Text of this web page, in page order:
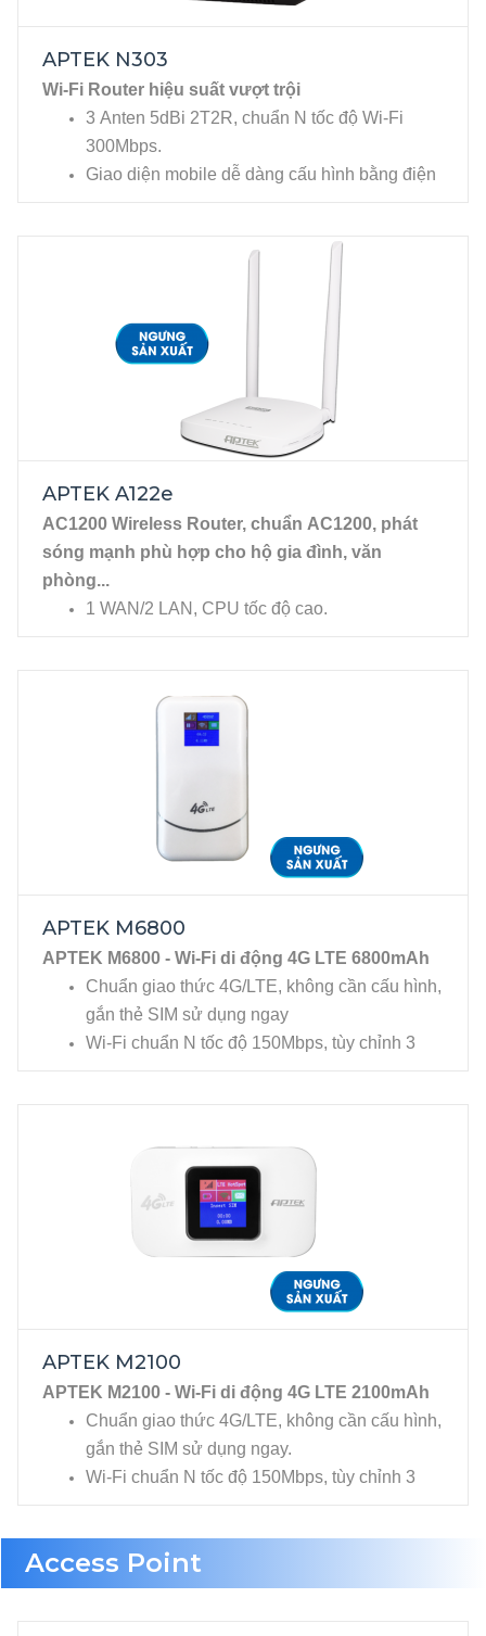
APTEK N303
Wi-Fi Router hiệu suất vượt trội
3 Anten 5dBi 2T2R, chuẩn N tốc độ Wi-Fi
300Mbps.
Giao diện mobile dễ dàng cấu hình bằng điện
APTEK A122e
AC1200 Wireless Router, chuẩn AC1200, phát
sóng mạnh phù hợp cho hộ gia đình, văn
phòng...
1 WAN/2 LAN, CPU tốc độ cao.
APTEK M6800
APTEK M6800 - Wi-Fi di động 4G LTE 6800mAh
Chuẩn giao thức 4G/LTE, không cần cấu hình,
gắn thẻ SIM sử dụng ngay
Wi-Fi chuẩn N tốc độ 150Mbps, tùy chỉnh 3
APTEK M2100
APTEK M2100 - Wi-Fi di động 4G LTE 2100mAh
Chuẩn giao thức 4G/LTE, không cần cấu hình,
gắn thẻ SIM sử dụng ngay.
Wi-Fi chuẩn N tốc độ 150Mbps, tùy chỉnh 3
Access Point